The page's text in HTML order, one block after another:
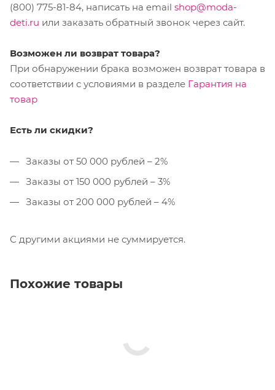
(800) 775-81-84, написать на email shop@moda-
deti.ru или заказать обратный звонок через сайт.
Возможен ли возврат товара?
При обнаружении брака возможен возврат товара в
соответствии с условиями в разделе Гарантия на
товар
Есть ли скидки?
Заказы от 50 000 рублей – 2%
Заказы от 150 000 рублей – 3%
Заказы от 200 000 рублей – 4%
С другими акциями не суммируется.
Похожие товары